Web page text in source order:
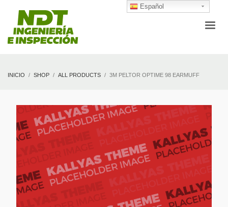
INICIO SHOP ALL PRODUCTS 3M PELTOR OPTIME 98 EARMUFF
Español